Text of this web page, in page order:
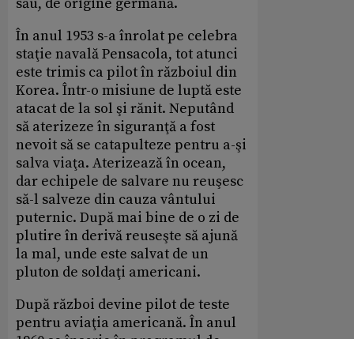
În anul 1953 s-a înrolat pe celebra
staţie navală Pensacola, tot atunci
este trimis ca pilot în războiul din
Korea. Într-o misiune de luptă este
atacat de la sol şi rănit. Neputând
să aterizeze în siguranţă a fost
nevoit să se catapulteze pentru a-şi
salva viaţa. Aterizează în ocean,
dar echipele de salvare nu reuşesc
să-l salveze din cauza vântului
puternic. După mai bine de o zi de
plutire în derivă reuseşte să ajună
la mal, unde este salvat de un
pluton de soldaţi americani.
După război devine pilot de teste
pentru aviaţia americană. În anul